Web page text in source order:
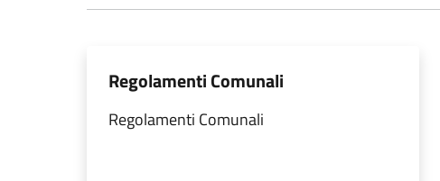
Regolamenti Comunali
Regolamenti Comunali